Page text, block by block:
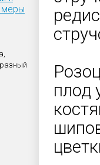
меры
плод